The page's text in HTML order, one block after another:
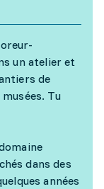
un atelier et
de
Tu
dans des
années